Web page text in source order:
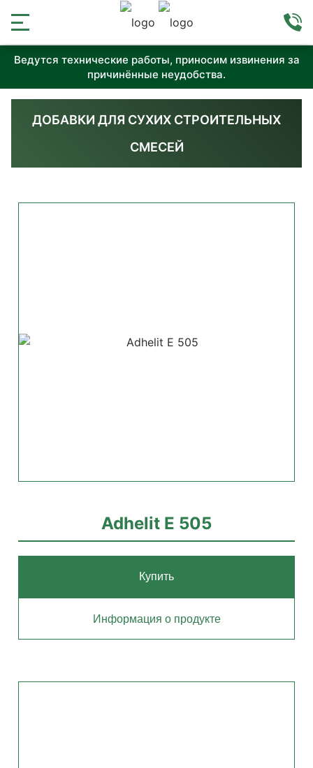
Ведутся технические работы, приносим извинения за
причинённые неудобства.
ДОБАВКИ ДЛЯ СУХИХ СТРОИТЕЛЬНЫХ
СМЕСЕЙ
Adhelit Е 505
Купить
Информация о продукте